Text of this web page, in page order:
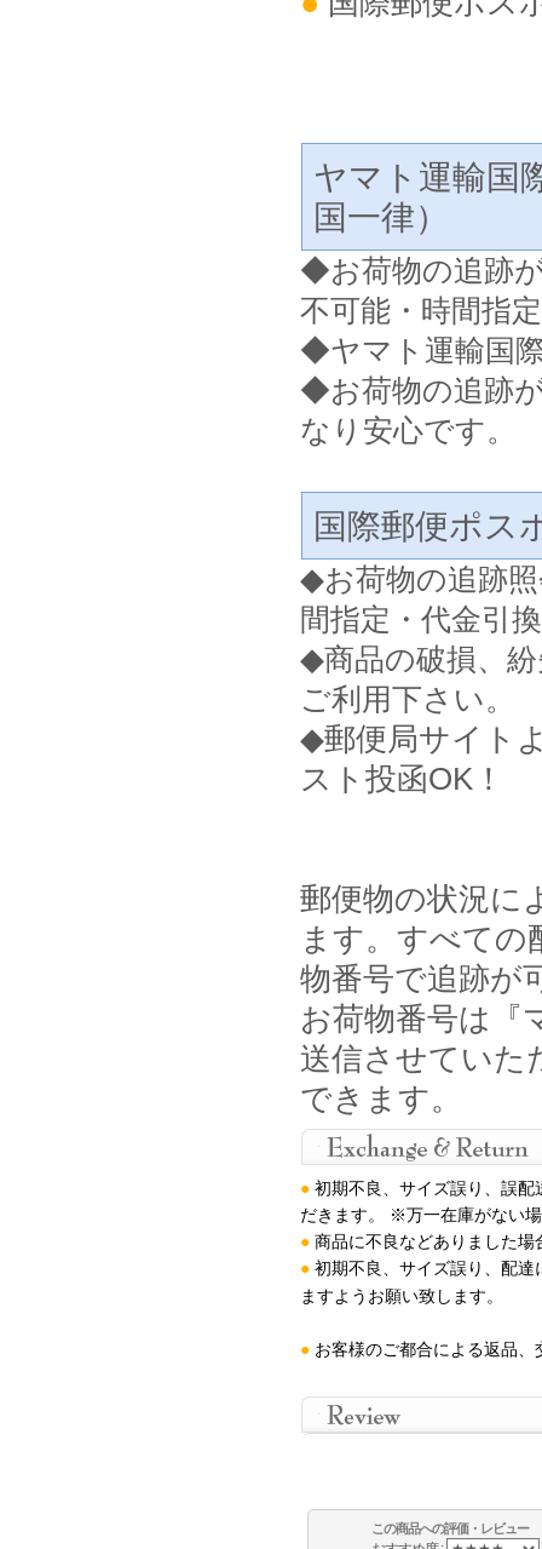
ヤマト運輸国
国一律）
◆お荷物の追跡
不可能・時間指
◆ヤマト運輸国
◆お荷物の追跡
なり安心です。
国際郵便ポス
◆お荷物の追跡
間指定・代金引
◆商品の破損、
ご利用下さい。
◆郵便局サイト
スト投函OK！
郵便物の状況に
ます。すべての
物番号で追跡が
お荷物番号は『
送信させていた
できます。
● 初期不良、サイズ誤り、誤
だきます。 ※万一在庫がない
● 商品に不良などありました
● 初期不良、サイズ誤り、配達
ますようお願い致します。
● お客様のご都合による返品
この商品への評価・レビュー